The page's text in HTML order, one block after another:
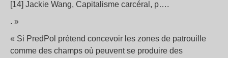
[14] Jackie Wang, Capitalisme carcéral, p….
. »
« Si PredPol prétend concevoir les zones de patrouille
comme des champs où peuvent se produire des